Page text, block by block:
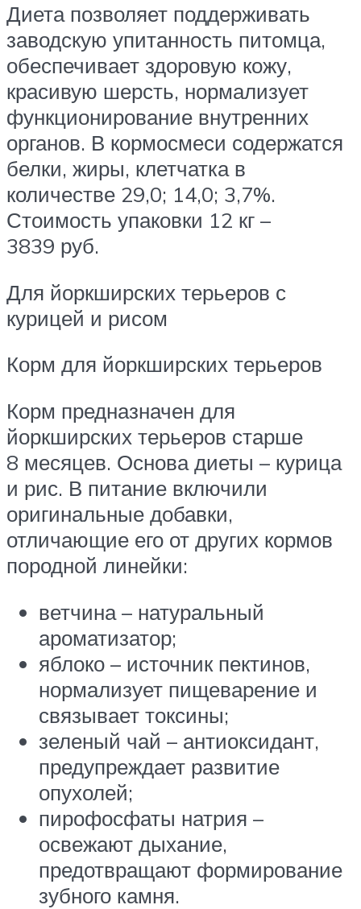
Диета позволяет поддерживать
заводскую упитанность питомца,
обеспечивает здоровую кожу,
красивую шерсть, нормализует
функционирование внутренних
органов. В кормосмеси содержатся
белки, жиры, клетчатка в
количестве 29,0; 14,0; 3,7%.
Стоимость упаковки 12 кг –
3839 руб.
Для йоркширских терьеров с
курицей и рисом
Корм для йоркширских терьеров
Корм предназначен для
йоркширских терьеров старше
8 месяцев. Основа диеты – курица
и рис. В питание включили
оригинальные добавки,
отличающие его от других кормов
породной линейки:
ветчина – натуральный
ароматизатор;
яблоко – источник пектинов,
нормализует пищеварение и
связывает токсины;
зеленый чай – антиоксидант,
предупреждает развитие
опухолей;
пирофосфаты натрия –
освежают дыхание,
предотвращают формирование
зубного камня.